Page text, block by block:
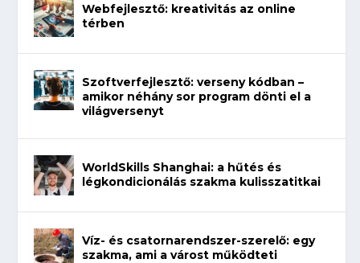
Webfejlesztő: kreativitás az online
térben
Szoftverfejlesztő: verseny kódban –
amikor néhány sor program dönti el a
világversenyt
WorldSkills Shanghai: a hűtés és
légkondicionálás szakma kulisszatitkai
Víz- és csatornarendszer-szerelő: egy
szakma, ami a várost működteti